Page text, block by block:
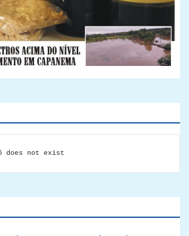
does not exist